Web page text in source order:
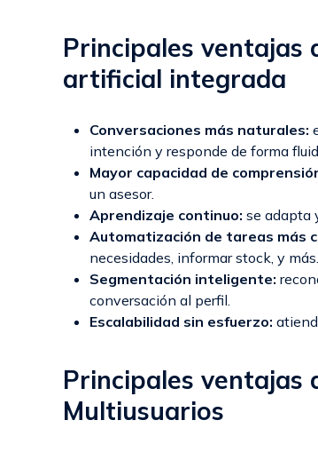
Principales ventajas
artificial integrada
Conversaciones más naturales:
intención y responde de forma
Mayor capacidad de
un asesor.
Aprendizaje continuo: se adapta
Automatización de tareas más
necesidades, informar stock, y más.
Segmentación inteligente:
conversación al perfil.
Escalabilidad sin esfuerzo:
Principales ventajas
Multiusuarios